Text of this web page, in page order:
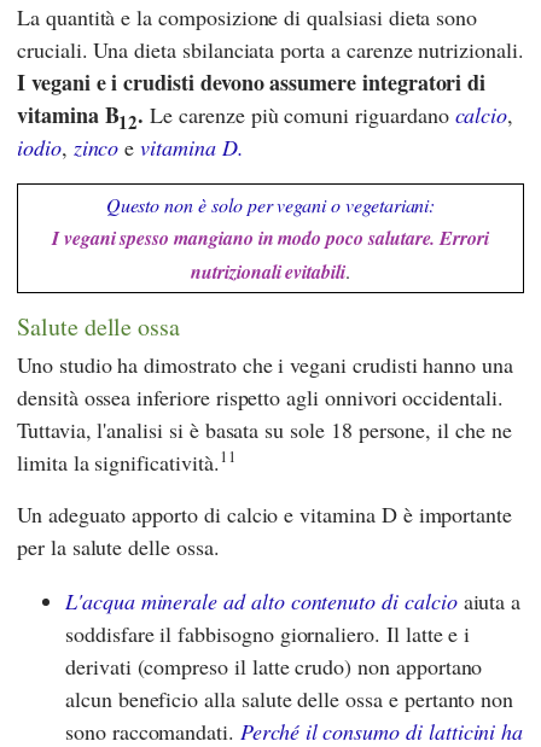
La quantità e la composizione di qualsiasi dieta sono
cruciali. Una dieta sbilanciata porta a carenze nutrizionali.
I vegani e i crudisti devono assumere integratori di
vitamina B12. Le carenze più comuni riguardano calcio,
iodio, zinco evitamina D.
Questo non è solo per vegani o vegetariani:
I vegani spesso mangiano in modo poco salutare. Errori
nutrizionali evitabili.
Salute delle ossa
Uno studio ha dimostrato che i vegani crudisti hanno una
densità ossea inferiore rispetto agli onnivori occidentali.
Tuttavia, l'analisi si è basata su sole 18 persone, il che ne
limita la significatività.11
Un adeguato apporto di calcio e vitamina D è importante
per la salute delle ossa.
L'acqua minerale ad alto contenuto di calcioaiuta a
soddisfare il fabbisogno giornaliero. Il latte e i
derivati (compreso il latte crudo) non apportano
alcun beneficio alla salute delle ossa e pertanto non
sono raccomandati. Perché il consumo di latticini ha